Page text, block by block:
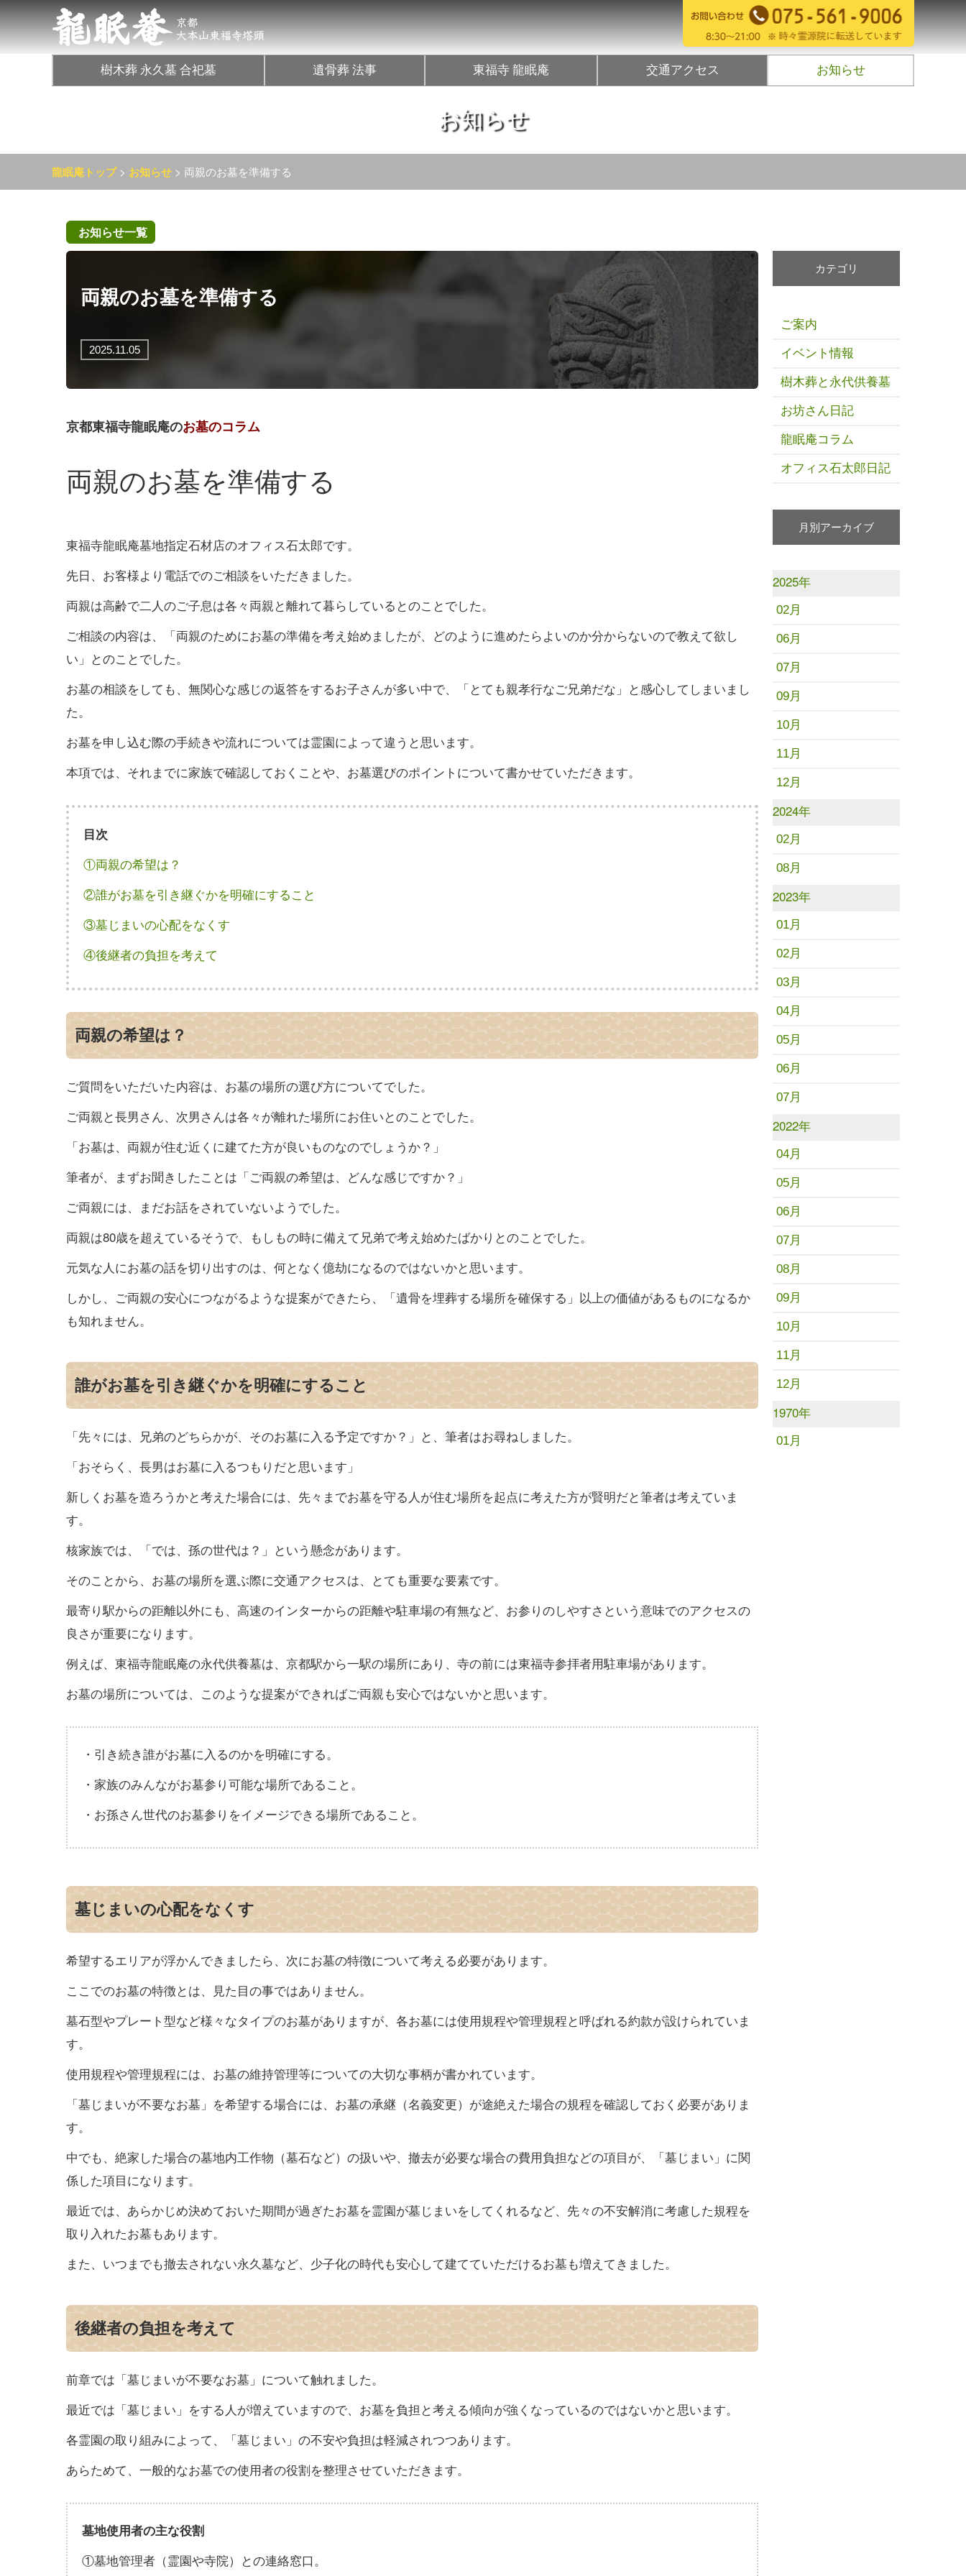
樹木葬 永久墓 合祀墓 遺骨葬 法事 東福寺 龍眠庵 交通アクセス お知らせ
お知らせ
龍眠庵トップ> お知らせ > 両親のお墓を準備する
お知らせ一覧
両親のお墓を準備する
2025.11.05
京都東福寺龍眠庵のお墓のコラム
両親のお墓を準備する
東福寺龍眠庵墓地指定石材店のオフィス石太郎です。
先日、お客様より電話でのご相談をいただきました。
両親は高齢で二人のご子息は各々両親と離れて暮らしているとのことでした。
ご相談の内容は、「両親のためにお墓の準備を考え始めましたが、どのように進めたらよいのか分からないので教えて欲し
い」とのことでした。
お墓の相談をしても、無関心な感じの返答をするお子さんが多い中で、「とても親孝行なご兄弟だな」と感心してしまいまし
た。
お墓を申し込む際の手続きや流れについては霊園によって違うと思います。
本項では、それまでに家族で確認しておくことや、お墓選びのポイントについて書かせていただきます。
目次
①両親の希望は？
②誰がお墓を引き継ぐかを明確にすること
③墓じまいの心配をなくす
④後継者の負担を考えて
両親の希望は？
ご質問をいただいた内容は、お墓の場所の選び方についてでした。
ご両親と長男さん、次男さんは各々が離れた場所にお住いとのことでした。
「お墓は、両親が住む近くに建てた方が良いものなのでしょうか？」
筆者が、まずお聞きしたことは「ご両親の希望は、どんな感じですか？」
ご両親には、まだお話をされていないようでした。
両親は80歳を超えているそうで、もしもの時に備えて兄弟で考え始めたばかりとのことでした。
元気な人にお墓の話を切り出すのは、何となく億劫になるのではないかと思います。
しかし、ご両親の安心につながるような提案ができたら、「遺骨を埋葬する場所を確保する」以上の価値があるものになるか
も知れません。
誰がお墓を引き継ぐかを明確にすること
「先々には、兄弟のどちらかが、そのお墓に入る予定ですか？」と、筆者はお尋ねしました。
「おそらく、長男はお墓に入るつもりだと思います」
新しくお墓を造ろうかと考えた場合には、先々までお墓を守る人が住む場所を起点に考えた方が賢明だと筆者は考えていま
す。
核家族では、「では、孫の世代は？」という懸念があります。
そのことから、お墓の場所を選ぶ際に交通アクセスは、とても重要な要素です。
最寄り駅からの距離以外にも、高速のインターからの距離や駐車場の有無など、お参りのしやすさという意味でのアクセスの
良さが重要になります。
例えば、東福寺龍眠庵の永代供養墓は、京都駅から一駅の場所にあり、寺の前には東福寺参拝者用駐車場があります。
お墓の場所については、このような提案ができればご両親も安心ではないかと思います。
・引き続き誰がお墓に入るのかを明確にする。
・家族のみんながお墓参り可能な場所であること。
・お孫さん世代のお墓参りをイメージできる場所であること。
墓じまいの心配をなくす
希望するエリアが浮かんできましたら、次にお墓の特徴について考える必要があります。
ここでのお墓の特徴とは、見た目の事ではありません。
墓石型やプレート型など様々なタイプのお墓がありますが、各お墓には使用規程や管理規程と呼ばれる約款が設けられていま
す。
使用規程や管理規程には、お墓の維持管理等についての大切な事柄が書かれています。
「墓じまいが不要なお墓」を希望する場合には、お墓の承継（名義変更）が途絶えた場合の規程を確認しておく必要がありま
す。
中でも、絶家した場合の墓地内工作物（墓石など）の扱いや、撤去が必要な場合の費用負担などの項目が、「墓じまい」に関
係した項目になります。
最近では、あらかじめ決めておいた期間が過ぎたお墓を霊園が墓じまいをしてくれるなど、先々の不安解消に考慮した規程を
取り入れたお墓もあります。
また、いつまでも撤去されない永久墓など、少子化の時代も安心して建てていただけるお墓も増えてきました。
後継者の負担を考えて
前章では「墓じまいが不要なお墓」について触れました。
最近では「墓じまい」をする人が増えていますので、お墓を負担と考える傾向が強くなっているのではないかと思います。
各霊園の取り組みによって、「墓じまい」の不安や負担は軽減されつつあります。
あらためて、一般的なお墓での使用者の役割を整理させていただきます。
墓地使用者の主な役割
①墓地管理者（霊園や寺院）との連絡窓口。
カテゴリ
ご案内
イベント情報
樹木葬と永代供養墓
お坊さん日記
龍眠庵コラム
オフィス石太郎日記
月別アーカイブ
2025年
02月
06月
07月
09月
10月
11月
12月
2024年
02月
08月
2023年
01月
02月
03月
04月
05月
06月
07月
2022年
04月
05月
06月
07月
08月
09月
10月
11月
12月
1970年
01月